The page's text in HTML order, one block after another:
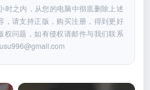
时之内，从您的电脑中彻底删除上述
，请支持正版，购买注册，得到更好
权问题，如有侵权请邮件与我们联系